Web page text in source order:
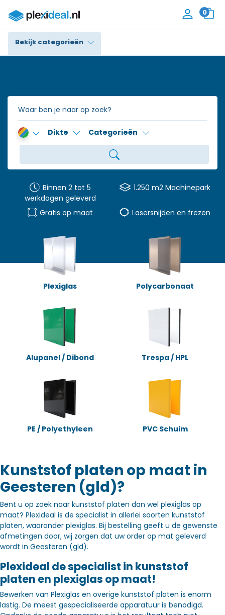
0
Bekijk categorieën
Trespa® / HPL
Alupanel / Dibond®
Accessoires
Dikte Categorieën
Binnen 2 tot 5
werkdagen geleverd
1.250 m2 Machinepark
Gratis op maat Lasersnijden en frezen
Plexiglas Polycarbonaat
Alupanel / Dibond Trespa / HPL
PE / Polyethyleen PVC Schuim
Kunststof platen op maat in
Geesteren (gld)?
Bent u op zoek naar kunststof platen dan wel plexiglas op
maat? Plexideal is de specialist in allerlei soorten kunststof
platen, waaronder plexiglas. Bij bestelling geeft u de gewenste
afmetingen door, wij zorgen dat uw order op mat geleverd
wordt in Geesteren (gld).
Plexideal de specialist in kunststof
platen en plexiglas op maat!
Bewerken van Plexiglas en overige kunststof platen is enorm
lastig. De meest gespecialiseerde apparatuur is benodigd.